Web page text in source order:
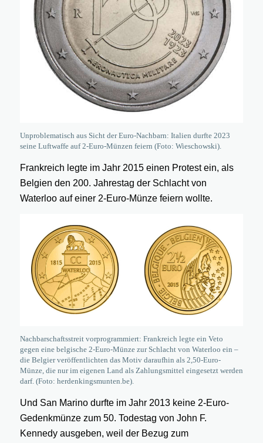
Unproblematisch aus Sicht der Euro-Nachbarn: Italien durfte 2023
seine Luftwaffe auf 2-Euro-Münzen feiern (Foto: Wieschowski).
Frankreich legte im Jahr 2015 einen Protest ein, als
Belgien den 200. Jahrestag der Schlacht von
Waterloo auf einer 2-Euro-Münze feiern wollte.
Nachbarschaftsstreit vorprogrammiert: Frankreich legte ein Veto
gegen eine belgische 2-Euro-Münze zur Schlacht von Waterloo ein –
die Belgier veröffentlichten das Motiv daraufhin als 2,50-Euro-
Münze, die nur im eigenen Land als Zahlungsmittel eingesetzt werden
darf. (Foto: herdenkingsmunten.be).
Und San Marino durfte im Jahr 2013 keine 2-Euro-
Gedenkmünze zum 50. Todestag von John F.
Kennedy ausgeben, weil der Bezug zum